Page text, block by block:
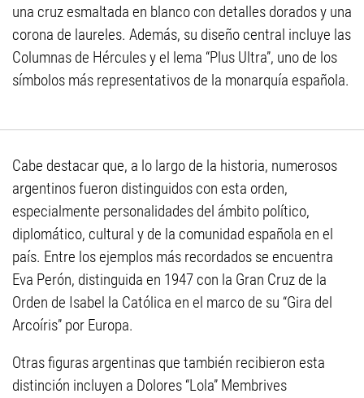
una cruz esmaltada en blanco con detalles dorados y una
corona de laureles. Además, su diseño central incluye las
Columnas de Hércules y el lema “Plus Ultra”, uno de los
símbolos más representativos de la monarquía española.
Cabe destacar que, a lo largo de la historia, numerosos
argentinos fueron distinguidos con esta orden,
especialmente personalidades del ámbito político,
diplomático, cultural y de la comunidad española en el
país. Entre los ejemplos más recordados se encuentra
Eva Perón, distinguida en 1947 con la Gran Cruz de la
Orden de Isabel la Católica en el marco de su “Gira del
Arcoíris” por Europa.
Otras figuras argentinas que también recibieron esta
distinción incluyen a Dolores “Lola” Membrives